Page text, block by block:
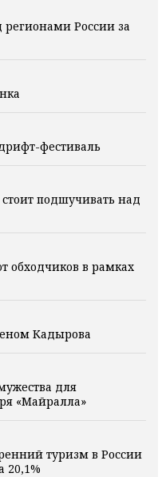
России за
фестиваль
подшучивать над
обходчиков в рамках
Кадырова
для
«Майралла»
туризм в России
20,1%